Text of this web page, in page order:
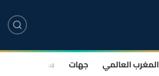
المغرب العالمي جهات سياسة